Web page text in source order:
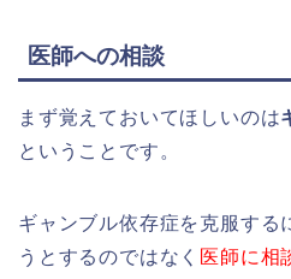
医師への相談
まず覚えておいてほしいのは
ということです。
ギャンブル依存症を克服する
うとするのではなく 医師に相